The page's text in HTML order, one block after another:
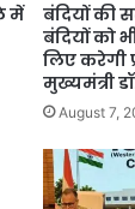
में
बंदियों की
बंदियों को
लिए करेगी
मुख्यमंत्री
August 7,